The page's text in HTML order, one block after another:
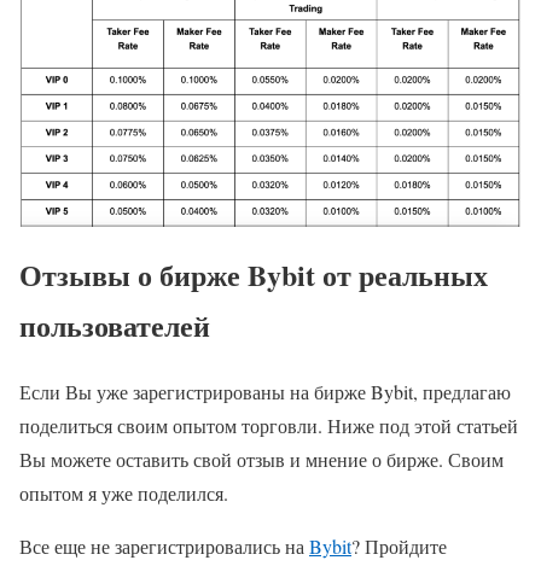
Отзывы о бирже Bybit от реальных
пользователей
Если Вы уже зарегистрированы на бирже Bybit, предлагаю
поделиться своим опытом торговли. Ниже под этой статьей
Вы можете оставить свой отзыв и мнение о бирже. Своим
опытом я уже поделился.
Все еще не зарегистрировались наBybit? Пройдите